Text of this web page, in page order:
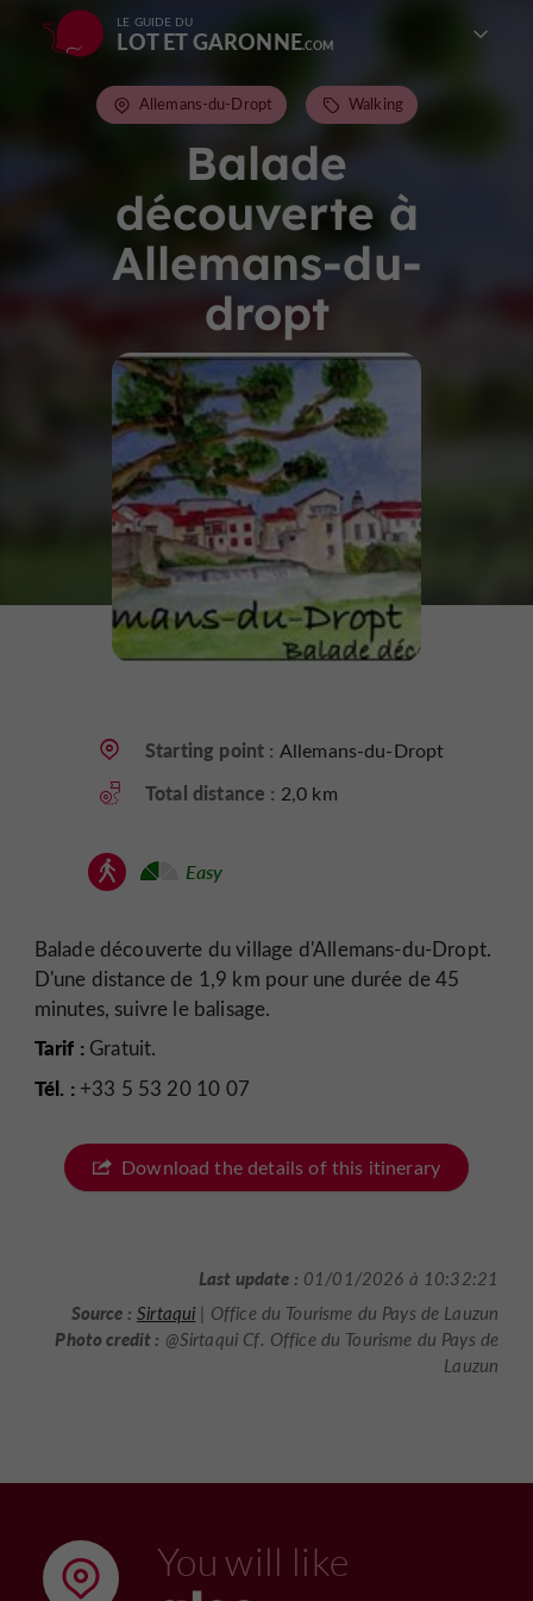
LE GUIDE DU
LOT ET GARONNE
Balade
découverte à
Allemans-du-
dropt
Allemans-du-Dropt Walking
Starting point : Allemans-du-Dropt
Total distance : 2,0 km
Easy
Balade découverte du village d'Allemans-du-Dropt.
D'une distance de 1,9 km pour une durée de 45
minutes, suivre le balisage.
Tarif :Gratuit.
Tél. :+33 5 53 20 10 07
Download the details of this itinerary
Last update : 01/01/2026 à 10:32:21
Source : Sirtaqui | Office du Tourisme du Pays de Lauzun
Photo credit : @Sirtaqui Cf. Office du Tourisme du Pays de
Lauzun
You will like